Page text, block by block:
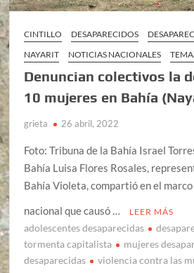
CINTILLO DESAPARECIDOS
NAYARIT
NOTICIAS NACIONALES
Denuncian colectivos la
10 mujeres en Bahía
grieta 26 abril, 2022
Foto: Tribuna de la Bahía Israel
Bahía Luisa Flores Rosales,
Bahía Violeta, compartió en el
nacional que causó …
LEER MÁS
adolescentes desaparecidas
tormenta capitalista
mujeres
desaparecidas
violencia contra las